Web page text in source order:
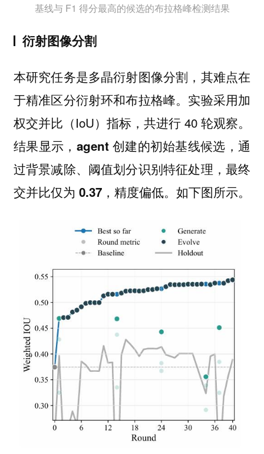
基线与 F1 得分最高的候选的布拉格峰检测结果
衍射图像分割
本研究任务是多晶衍射图像分割，其难点在
于精准区分衍射环和布拉格峰。实验采用加
权交并比（IoU）指标，共进行 40 轮观察。
结果显示 ，agent 创建的初始基线候选，通
过背景减除、阈值划分识别特征处理，最终
交并比仅为 0.37，精度偏低。 如下图所示。